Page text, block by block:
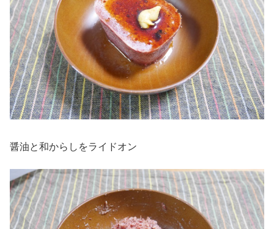
醤油と和からしをライドオン